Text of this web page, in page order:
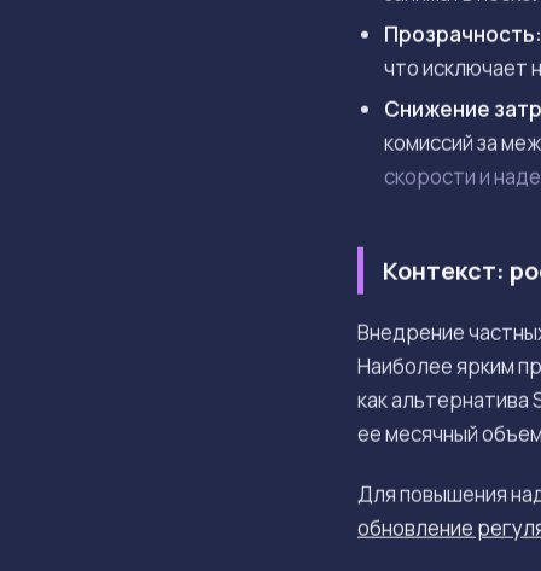
Прозрачность:
что исключает
Снижение
комиссий за
скорости и
Контекст:
Внедрение
Наиболее ярким
как
ее месячный
Для повышения
обновление